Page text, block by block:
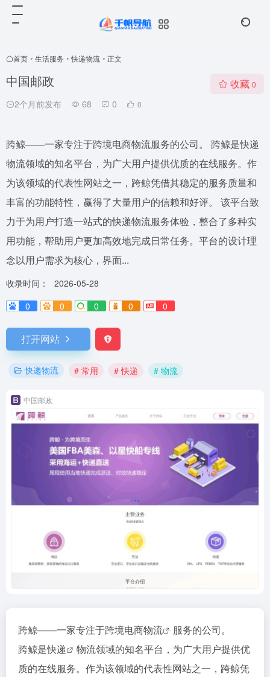
首页 • 生活服务 • 快递物流 • 正文
中国邮政
2个月前发布 68 0 0
收藏 0
跨鲸——一家专注于跨境电商物流服务的公司。 跨鲸是快递
物流领域的知名平台，为广大用户提供优质的在线服务。作
为该领域的代表性网站之一，跨鲸凭借其稳定的服务质量和
丰富的功能特性，赢得了大量用户的信赖和好评。 该平台致
力于为用户打造一站式的快递物流服务体验，整合了多种实
用功能，帮助用户更加高效地完成日常任务。平台的设计理
念以用户需求为核心，界面...
收录时间：
2026-05-28
0
0 0 0 0
打开网站
快递物流 # 常用 # 快递 # 物流
中国邮政
跨鲸——一家专注于跨境电商物流
服务的公司。
跨鲸是快递
物流领域的知名平台，为广大用户提供优
质的在线服务。作为该领域的代表性网站之一，跨鲸凭